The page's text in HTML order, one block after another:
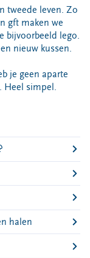
tweede leven. Zo
gft maken we
bijvoorbeeld lego.
nieuw kussen.
je geen aparte
Heel simpel.
halen